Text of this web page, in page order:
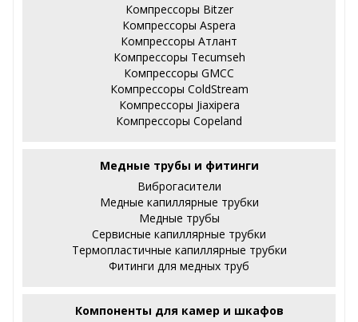
Компрессоры Bitzer
Компрессоры Aspera
Компрессоры Атлант
Компрессоры Tecumseh
Компрессоры GMCC
Компрессоры ColdStream
Компрессоры Jiaxipera
Компрессоры Copeland
Медные трубы и фитинги
Виброгасители
Медные капиллярные трубки
Медные трубы
Сервисные капиллярные трубки
Термопластичные капиллярные трубки
Фитинги для медных труб
Компоненты для камер и шкафов